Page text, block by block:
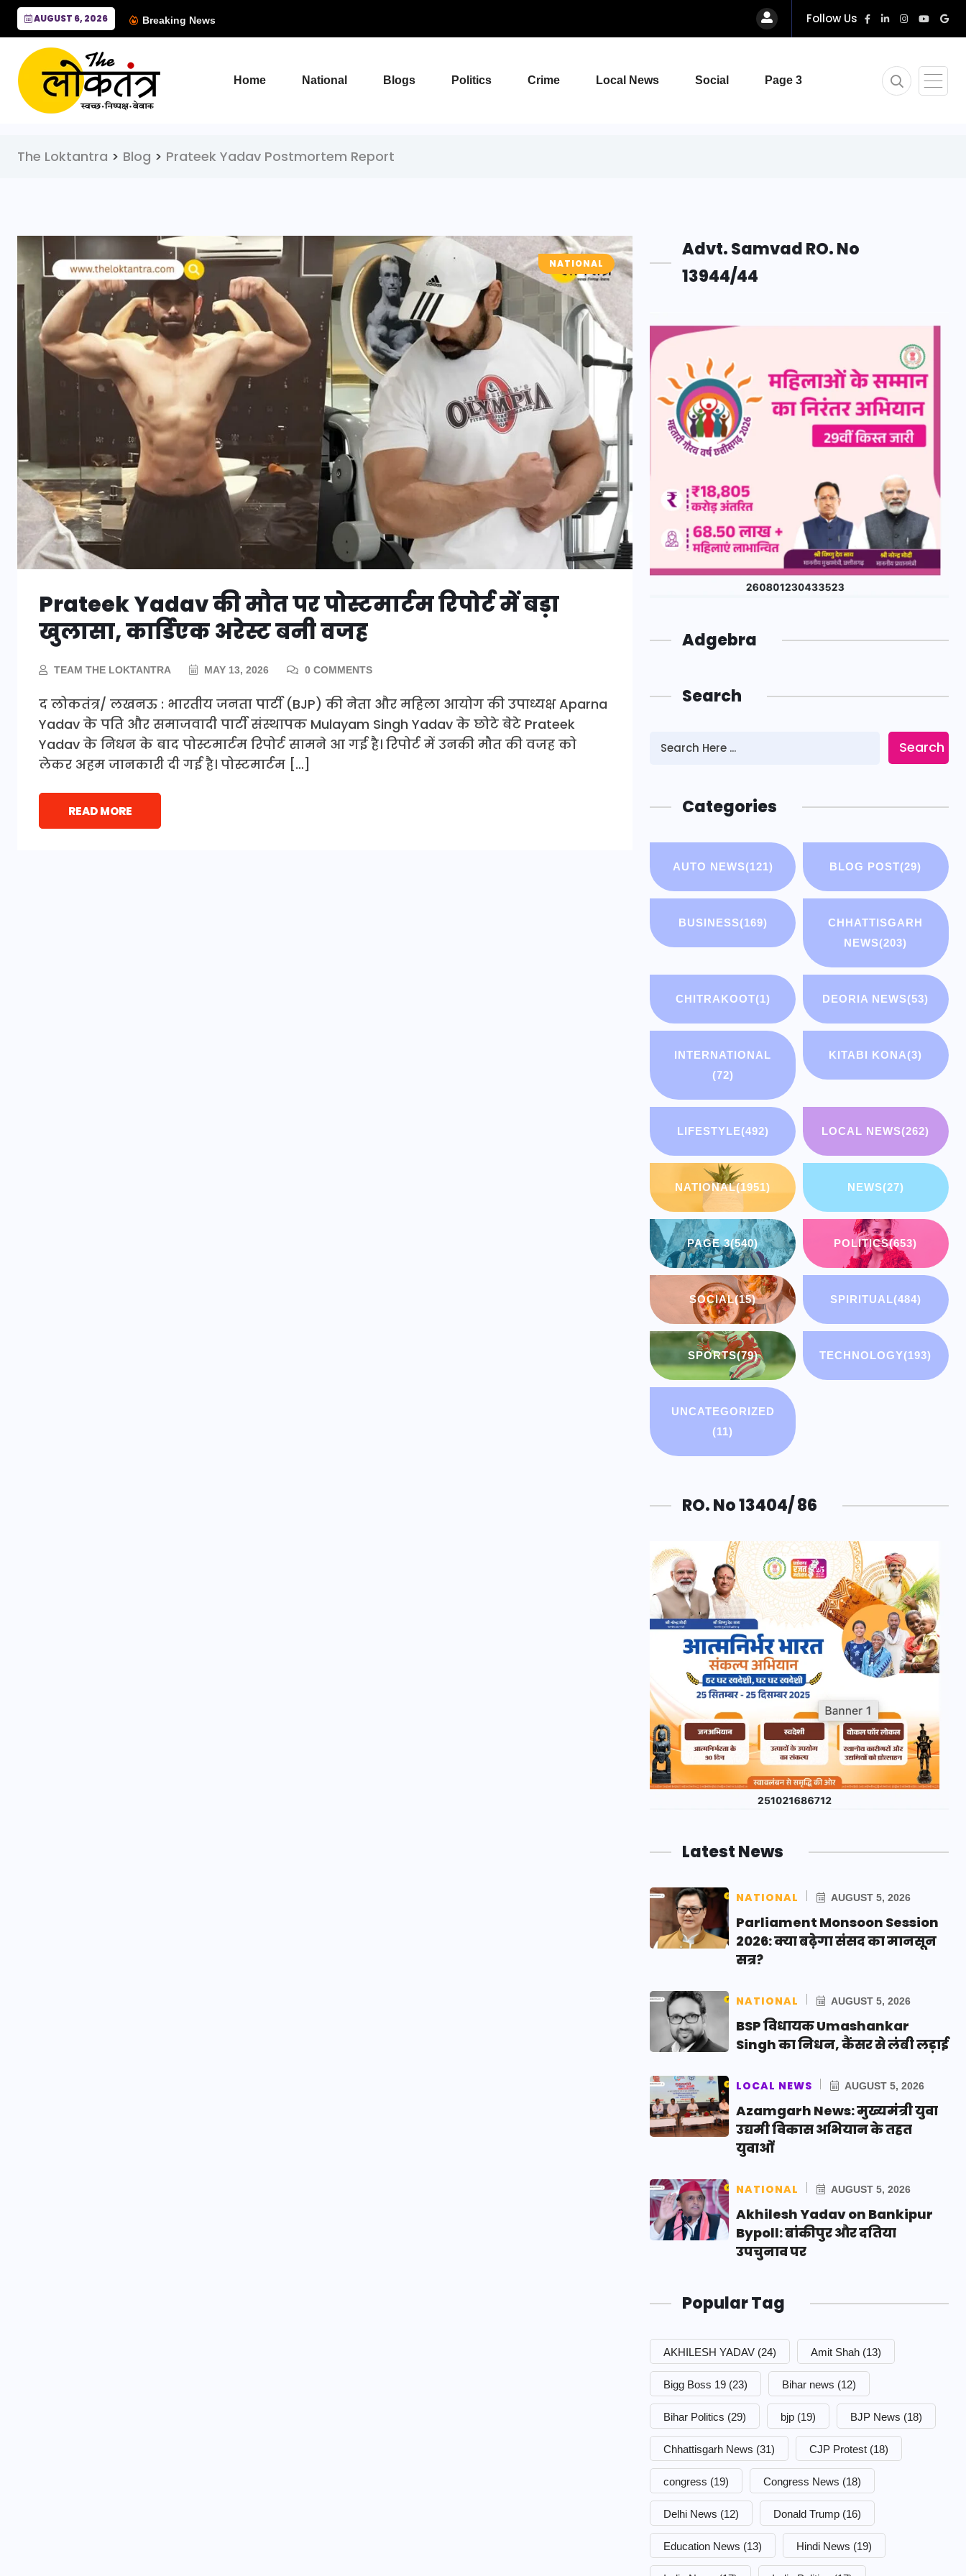
AUGUST 6, 2026 Breaking News Follow Us
Home National Blogs Politics Crime Local News Social Page 3
The Loktantra > Blog > Prateek Yadav Postmortem Report
NATIONAL
Prateek Yadav की मौत पर पोस्टमार्टम रिपोर्ट में बड़ा
खुलासा, कार्डिएक अरेस्ट बनी वजह
TEAM THE LOKTANTRA MAY 13, 2026 0 COMMENTS
द लोकतंत्र/ लखनऊ : भारतीय जनता पार्टी (BJP) की नेता और महिला आयोग की उपाध्यक्ष Aparna
Yadav के पति और समाजवादी पार्टी संस्थापक Mulayam Singh Yadav के छोटे बेटे Prateek
Yadav के निधन के बाद पोस्टमार्टम रिपोर्ट सामने आ गई है। रिपोर्ट में उनकी मौत की वजह को
लेकर अहम जानकारी दी गई है। पोस्टमार्टम […]
READ MORE
Advt. Samvad RO. No
13944/44
Adgebra
Search
Search
Categories
AUTO NEWS(121) BLOG POST(29)
BUSINESS(169)
CHHATTISGARH
NEWS(203)
CHITRAKOOT(1) DEORIA NEWS(53)
INTERNATIONAL
(72)
KITABI KONA(3)
LIFESTYLE(492) LOCAL NEWS(262)
NATIONAL(1951) NEWS(27)
PAGE 3(540) POLITICS(653)
SOCIAL(15) SPIRITUAL(484)
SPORTS(79) TECHNOLOGY(193)
UNCATEGORIZED
(11)
RO. No 13404/ 86
Latest News
NATIONAL AUGUST 5, 2026
Parliament Monsoon Session
2026: क्या बढ़ेगा संसद का मानसून
सत्र?
NATIONAL AUGUST 5, 2026
BSP विधायक Umashankar
Singh का निधन, कैंसर से लंबी लड़ाई
LOCAL NEWS AUGUST 5, 2026
Azamgarh News: मुख्यमंत्री युवा
उद्यमी विकास अभियान के तहत
युवाओं
NATIONAL AUGUST 5, 2026
Akhilesh Yadav on Bankipur
Bypoll: बांकीपुर और दतिया
उपचुनाव पर
Popular Tag
AKHILESH YADAV (24) Amit Shah (13)
Bigg Boss 19 (23) Bihar news (12)
Bihar Politics (29) bjp (19) BJP News (18)
Chhattisgarh News (31) CJP Protest (18)
congress (19) Congress News (18)
Delhi News (12) Donald Trump (16)
Education News (13) Hindi News (19)